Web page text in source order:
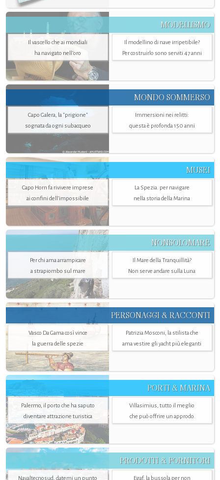
MODELLISMO
Il vascello che ai mondiali
ha navigato nell’oro
Il modellino di nave irripetibile?
Per costruirlo sono serviti 47 anni
MONDO SOMMERSO
Capo Galera, la "prigione"
sognata da ogni subacqueo
Immersioni nei relitti:
questa è profonda 150 anni
MUSEI
Capo Horn fa rivivere imprese
ai confini dell’impossibile
La Spezia. per navigare
nella storia della Marina
NONSOLOMARE
Per chi ama arrampicare
a strapiombo sul mare
Il Mare della Tranquillità?
Non serve andare sulla Luna
PERSONAGGI & RACCONTI
Vasco Da Gama così vince
la guerra delle spezie
Patrizia Mosconi, la stilista che
ama vestire gli yacht più eleganti
PORTI & MARINA
Palermo, il porto che ha saputo
diventare attrazione turistica
Villasimius, tutto il meglio
che può offrire un approdo
PRODOTTI & FORNITORI
Navaltecnosud, datemi un punto Egaf, la bussola per non